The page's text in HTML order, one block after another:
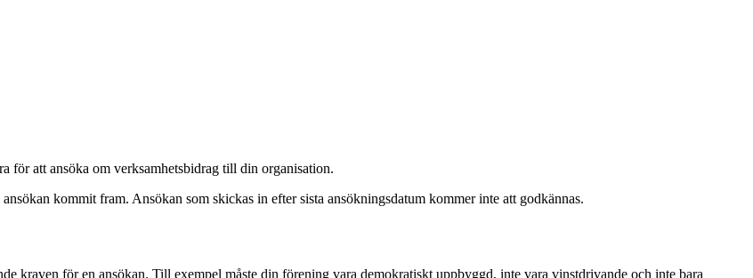
att ansöka om verksamhetsbidrag till din organisation.
kommit fram. Ansökan som skickas in efter sista ansökningsdatum kommer inte att godkännas.
kraven för en ansökan. Till exempel måste din förening vara demokratiskt uppbyggd, inte vara vinstdrivande och inte bara